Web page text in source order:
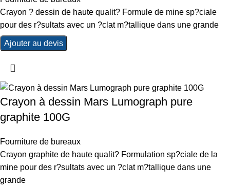
Crayon ? dessin de haute qualit? Formule de mine sp?ciale
pour des r?sultats avec un ?clat m?tallique dans une grande
Ajouter au devis
Crayon à dessin Mars Lumograph pure
graphite 100G
Fourniture de bureaux
Crayon graphite de haute qualit? Formulation sp?ciale de la
mine pour des r?sultats avec un ?clat m?tallique dans une
grande